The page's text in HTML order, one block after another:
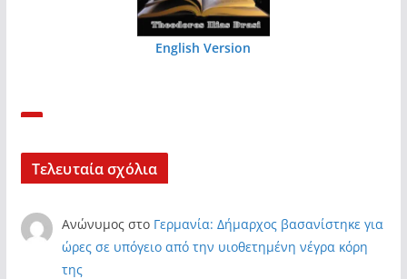
English Version
Τελευταία σχόλια
Ανώνυμος στο Γερμανία: Δήμαρχος βασανίστηκε για
ώρες σε υπόγειο από την υιοθετημένη νέγρα κόρη
της